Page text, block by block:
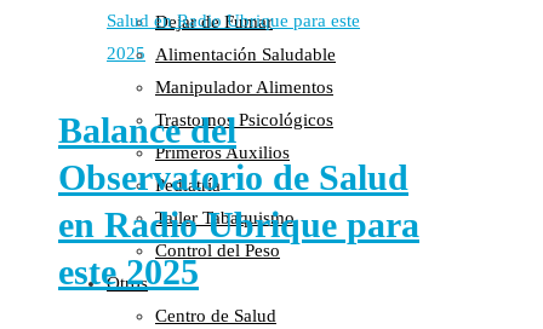
Manifiestos
Comunicados
En nuestra Web
Colaboraciones
Cartas al Director
Medios de Comunicación
Otros
Vídeos
Cara Oscura Sanidad
Dejar de Fumar
Alimentación Saludable
Manipulador Alimentos
Trastornos Psicológicos
Primeros Auxilios
Pediatría
Taller Tabaquismo
Control del Peso
Otros
Centro de Salud
Balance del
Observatorio de Salud
en Radio Ubrique para
este 2025